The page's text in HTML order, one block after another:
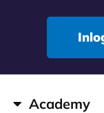
Academy